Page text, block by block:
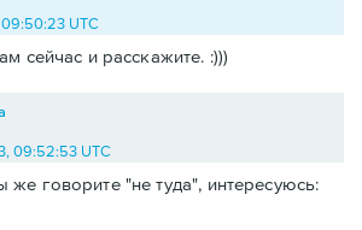
UTC
сейчас и расскажите. :)))
09:52:53 UTC
же говорите "не туда", интересуюсь: